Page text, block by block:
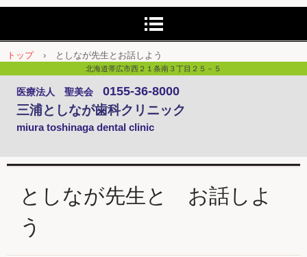
トップ › としなが先生とお話しよう
北海道帯広市西２１条南３丁目２５－５
医療法人 聖美会 0155-36-8000
三浦としなが歯科クリニック
miura toshinaga dental clinic
としなが先生と お話しよ
う